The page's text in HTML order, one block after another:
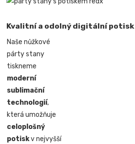
Kvalitní a odolný digitální potisk
Naše nůžkové
párty stany
tiskneme
moderní
sublimační
technologií,
která umožňuje
celoplošný
potiskv nejvyšší